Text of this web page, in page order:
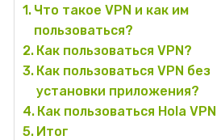
Что такое VPN и как им
пользоваться?
Как пользоваться VPN?
Как пользоваться VPN без
установки приложения?
Как пользоваться Hola VPN
Итог